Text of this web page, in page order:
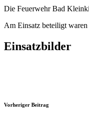
Die Feuerwehr Bad
Am Einsatz beteiligt
Einsatzbilder
Vorheriger Beitrag